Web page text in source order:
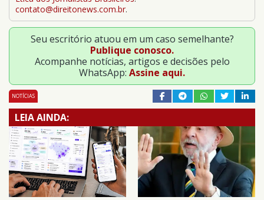
contato@direitonews.com.br.
Seu escritório atuou em um caso semelhante?
Publique conosco.
Acompanhe notícias, artigos e decisões pelo
WhatsApp: Assine aqui.
NOTÍCIAS
LEIA AINDA: